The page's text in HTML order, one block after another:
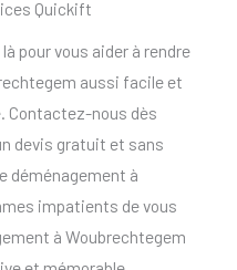
Quickift
pour vous aider à rendre
aussi facile et
Contactez-nous dès
devis gratuit et sans
déménagement à
impatients de vous
à Woubrechtegem